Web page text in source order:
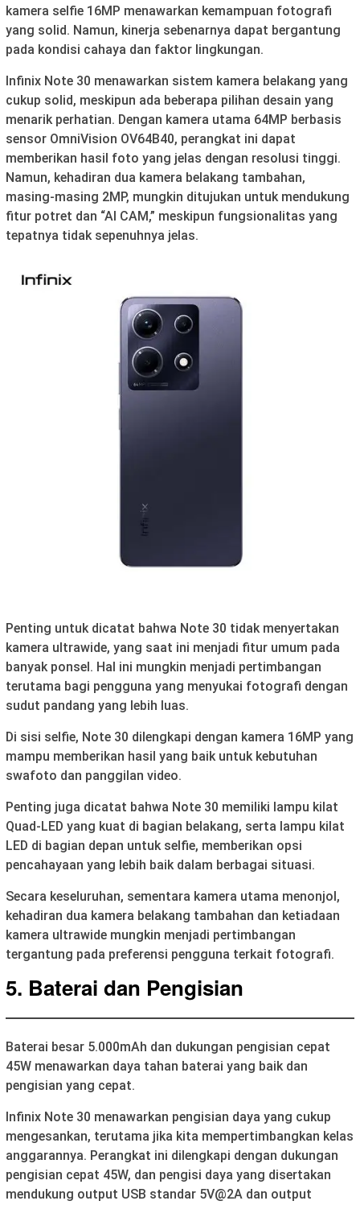
kamera selfie 16MP menawarkan kemampuan fotografi
yang solid. Namun, kinerja sebenarnya dapat bergantung
pada kondisi cahaya dan faktor lingkungan.
Infinix Note 30 menawarkan sistem kamera belakang yang
cukup solid, meskipun ada beberapa pilihan desain yang
menarik perhatian. Dengan kamera utama 64MP berbasis
sensor OmniVision OV64B40, perangkat ini dapat
memberikan hasil foto yang jelas dengan resolusi tinggi.
Namun, kehadiran dua kamera belakang tambahan,
masing-masing 2MP, mungkin ditujukan untuk mendukung
fitur potret dan “AI CAM,” meskipun fungsionalitas yang
tepatnya tidak sepenuhnya jelas.
Penting untuk dicatat bahwa Note 30 tidak menyertakan
kamera ultrawide, yang saat ini menjadi fitur umum pada
banyak ponsel. Hal ini mungkin menjadi pertimbangan
terutama bagi pengguna yang menyukai fotografi dengan
sudut pandang yang lebih luas.
Di sisi selfie, Note 30 dilengkapi dengan kamera 16MP yang
mampu memberikan hasil yang baik untuk kebutuhan
swafoto dan panggilan video.
Penting juga dicatat bahwa Note 30 memiliki lampu kilat
Quad-LED yang kuat di bagian belakang, serta lampu kilat
LED di bagian depan untuk selfie, memberikan opsi
pencahayaan yang lebih baik dalam berbagai situasi.
Secara keseluruhan, sementara kamera utama menonjol,
kehadiran dua kamera belakang tambahan dan ketiadaan
kamera ultrawide mungkin menjadi pertimbangan
tergantung pada preferensi pengguna terkait fotografi.
5. Baterai dan Pengisian
Baterai besar 5.000mAh dan dukungan pengisian cepat
45W menawarkan daya tahan baterai yang baik dan
pengisian yang cepat.
Infinix Note 30 menawarkan pengisian daya yang cukup
mengesankan, terutama jika kita mempertimbangkan kelas
anggarannya. Perangkat ini dilengkapi dengan dukungan
pengisian cepat 45W, dan pengisi daya yang disertakan
mendukung output USB standar 5V@2A dan output